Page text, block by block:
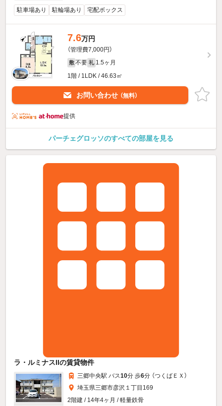
駐車場あり 駐輪場あり 宅配ボックス
7.6万円
（管理費7,000円）
敷 不要 礼 1.5ヶ月
1階 / 1LDK / 46.63㎡
お問い合わせ （無料）
提供
パーチェグロッソのすべての部屋を見る
ラ・ルミナスIIの賃貸物件
三郷中央駅 バス10分 歩6分 （つくばＥＸ）
埼玉県三郷市彦沢１丁目169
2階建 / 14年4ヶ月 / 軽量鉄骨